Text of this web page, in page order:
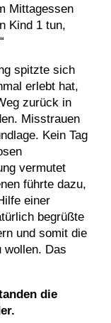
Mittagessen
Kind 1 tun,
spitzte sich
erlebt hat,
zurück in
Misstrauen
Kein Tag
vermutet
führte dazu,
einer
begrüßte
und somit die
wollen. Das
die